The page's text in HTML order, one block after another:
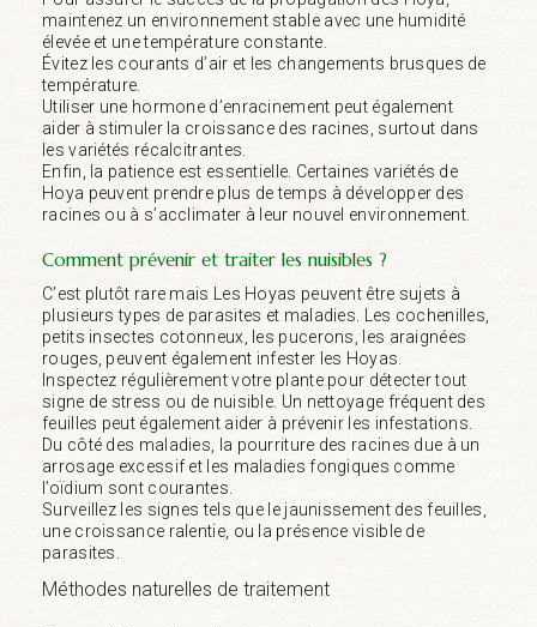
maintenez un environnement stable avec une humidité
élevée et une température constante.
Évitez les courants d’air et les changements brusques de
température.
Utiliser une hormone d’enracinement peut également
aider à stimuler la croissance des racines, surtout dans
les variétés récalcitrantes.
Enfin, la patience est essentielle. Certaines variétés de
Hoya peuvent prendre plus de temps à développer des
racines ou à s’acclimater à leur nouvel environnement.
Comment prévenir et traiter les nuisibles ?
C’est plutôt rare mais Les Hoyas peuvent être sujets à
plusieurs types de parasites et maladies. Les cochenilles,
petits insectes cotonneux, les pucerons, les araignées
rouges, peuvent également infester les Hoyas.
Inspectez régulièrement votre plante pour détecter tout
signe de stress ou de nuisible. Un nettoyage fréquent des
feuilles peut également aider à prévenir les infestations.
Du côté des maladies, la pourriture des racines due à un
arrosage excessif et les maladies fongiques comme
l’oïdium sont courantes.
Surveillez les signes tels que le jaunissement des feuilles,
une croissance ralentie, ou la présence visible de
parasites.
Méthodes naturelles de traitement